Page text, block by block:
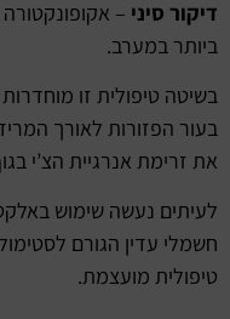
דיקור סיני –
ביותר במערב.
בשיטה טיפולית זו
בעור הפזורות לאורך
את זרימת אנרגיית הצ’י
לעיתים נעשה שימוש
חשמלי עדין הגורם
טיפולית מועצמת.